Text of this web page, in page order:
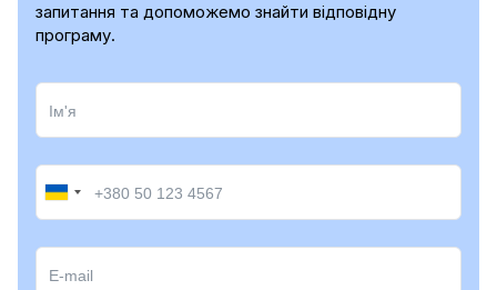
запитання та допоможемо знайти відповідну
програму.